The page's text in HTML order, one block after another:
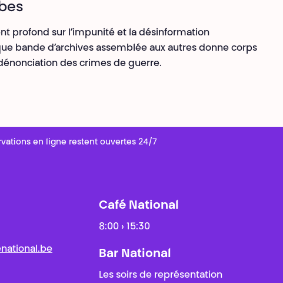
profond sur l’impunité et la désinformation
bande d’archives assemblée aux autres donne corps
des crimes de guerre.
en ligne restent ouvertes 24/7
Café National
8:00 › 15:30
Bar National
Les soirs de représentation